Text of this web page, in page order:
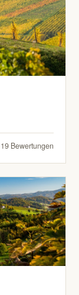
19 Bewertungen